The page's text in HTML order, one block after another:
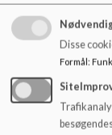
i
Skoleplanen
Hvide Sande
Disse
Formål: